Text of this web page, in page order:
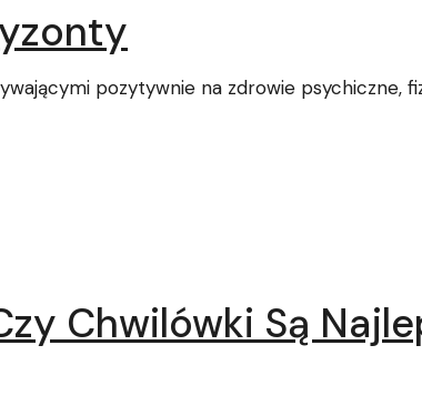
pozytywnie na zdrowie psychiczne,
Chwilówki Są